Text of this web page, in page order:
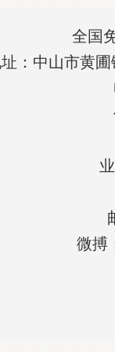
全国免
中山市黄圃镇
电
传
业务
邮
微搏：